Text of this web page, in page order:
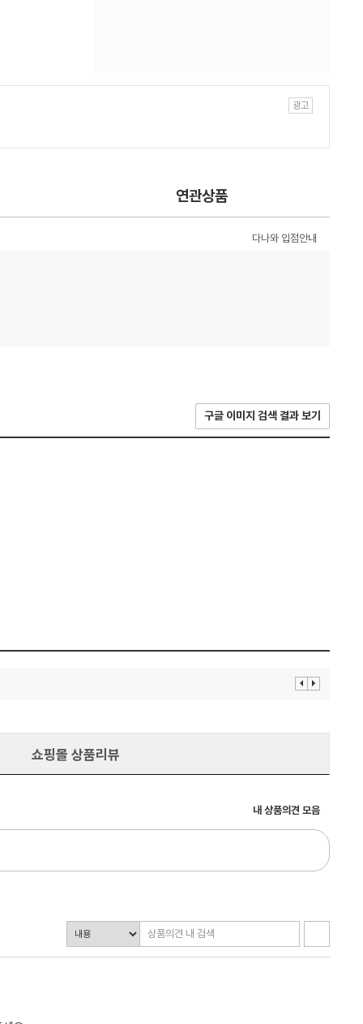
연관상품
다나와 입점안내
구글 이미지 검색 결과 보기
이 다
쇼핑몰 상품리뷰
내 상품의견 모음